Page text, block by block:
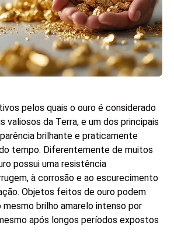
pelos quais o ouro é considerado
valiosos da Terra, e um dos principais
brilhante e praticamente
tempo. Diferentemente de muitos
possui uma resistência
à corrosão e ao escurecimento
Objetos feitos de ouro podem
brilho amarelo intenso por
após longos períodos expostos